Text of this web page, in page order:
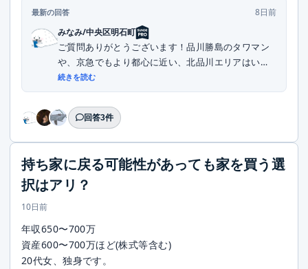
最新の回答
8日前
みなみ/中央区明石町
ご質問ありがとうございます！品川勝島のタワマン
や、京急でもより都心に近い、北品川エリアはいか
がでし...
続きを読む
回答3件
持ち家に戻る可能性があっても家を買う選
択はアリ？
10日前
年収650〜700万
資産600〜700万ほど(株式等含む)
20代女、独身です。